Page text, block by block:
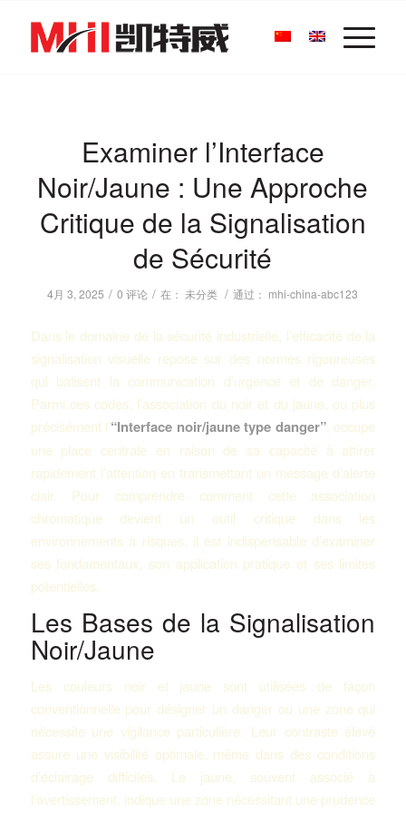
Examiner l’Interface
Noir/Jaune : Une Approche
Critique de la Signalisation
de Sécurité
4月 3, 2025 / 0 评论 / 在：未分类 / 通过： mhi-china-abc123
Dans le domaine de la sécurité industrielle, l’efficacité de la
signalisation visuelle repose sur des normes rigoureuses
qui balisent la communication d’urgence et de danger.
Parmi ces codes, l’association du noir et du jaune, ou plus
précisément l’“Interface noir/jaune type danger”, occupe
une place centrale en raison de sa capacité à attirer
rapidement l’attention en transmettant un message d’alerte
clair. Pour comprendre comment cette association
chromatique devient un outil critique dans les
environnements à risques, il est indispensable d’examiner
ses fondamentaux, son application pratique et ses limites
potentielles.
Les Bases de la Signalisation
Noir/Jaune
Les couleurs noir et jaune sont utilisées de façon
conventionnelle pour désigner un danger ou une zone qui
nécessite une vigilance particulière. Leur contraste élevé
assure une visibilité optimale, même dans des conditions
d’éclairage difficiles. Le jaune, souvent associé à
l’avertissement, indique une zone nécessitant une prudence